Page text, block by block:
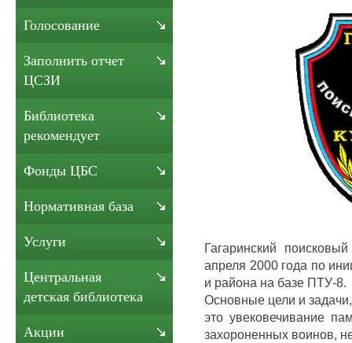
Гагаринский
апреля 2000 года по
и района на базе ПТУ-8.
Основные цели и
это увековечивание
захороненных воинов,
Голосование
Заполнить отчет
ЦСЗИ
Библиотека
рекомендует
Фонды ЦБС
Нормативная база
Услуги
Центральная
детская библиотека
Акции